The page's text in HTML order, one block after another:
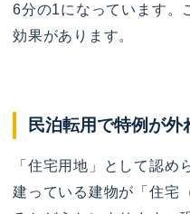
6分の1になっています。
効果があります。
民泊転用で特例が外
「住宅用地」として認め
建っている建物が「住宅